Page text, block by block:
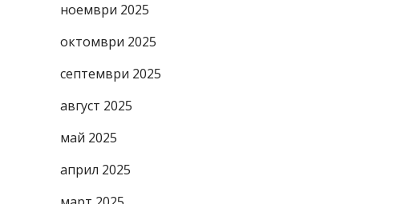
ноември 2025
октомври 2025
септември 2025
август 2025
май 2025
април 2025